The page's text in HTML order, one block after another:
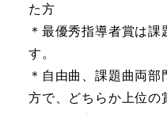
た方
＊最優秀指導者賞は
す。
＊自由曲、課題曲両
方で、どちらか上位の